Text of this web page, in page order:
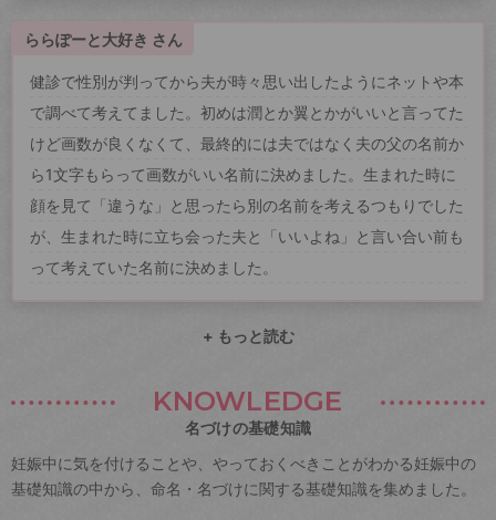
ららぽーと大好き さん
健診で性別が判ってから夫が時々思い出したようにネットや本
で調べて考えてました。初めは潤とか翼とかがいいと言ってた
けど画数が良くなくて、最終的には夫ではなく夫の父の名前か
ら1文字もらって画数がいい名前に決めました。生まれた時に
顔を見て「違うな」と思ったら別の名前を考えるつもりでした
が、生まれた時に立ち会った夫と「いいよね」と言い合い前も
って考えていた名前に決めました。
+ もっと読む
KNOWLEDGE
名づけの基礎知識
妊娠中に気を付けることや、やっておくべきことがわかる妊娠中の
基礎知識の中から、命名・名づけに関する基礎知識を集めました。